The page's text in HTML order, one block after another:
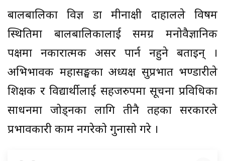
बालबालिका विज्ञ डा मीनाक्षी दाहालले विषम
स्थितिमा बालबालिकालाई समग्र मनोवैज्ञानिक
पक्षमा नकारात्मक असर पार्न नहुने बताइन् ।
अभिभावक महासङ्घका अध्यक्ष सुप्रभात भण्डारीले
शिक्षक र विद्यार्थीलाई सहजरुपमा सूचना प्रविधिका
साधनमा जोड्नका लागि तीनै तहका सरकारले
प्रभावकारी काम नगरेको गुनासो गरे ।